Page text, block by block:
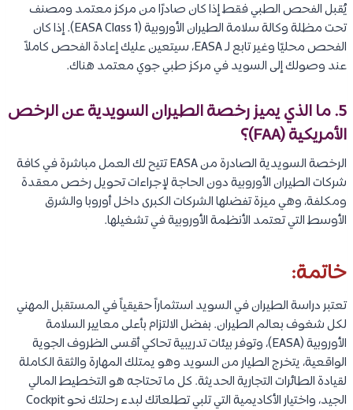
يُقبل الفحص الطبي فقط إذا كان صادرًا من مركز معتمد ومصنف
تحت مظلة وكالة سلامة الطيران الأوروبية (EASA Class 1). إذا كان
الفحص محليًا وغير تابع لـ EASA، سيتعين عليك إعادة الفحص كاملاً
عند وصولك إلى السويد في مركز طبي جوي معتمد هناك.
5. ما الذي يميز رخصة الطيران السويدية عن الرخص
الأمريكية (FAA)؟
الرخصة السويدية الصادرة من EASA تتيح لك العمل مباشرة في كافة
شركات الطيران الأوروبية دون الحاجة لإجراءات تحويل رخص معقدة
ومكلفة، وهي ميزة تفضلها الشركات الكبرى داخل أوروبا والشرق
الأوسط التي تعتمد الأنظمة الأوروبية في تشغيلها.
خاتمة:
تعتبر دراسة الطيران في السويد استثماراً حقيقياً في المستقبل المهني
لكل شغوف بعالم الطيران. بفضل الالتزام بأعلى معايير السلامة
الأوروبية (EASA)، وتوفر بيئات تدريبية تحاكي أقسى الظروف الجوية
الواقعية، يتخرج الطيار من السويد وهو يمتلك المهارة والثقة الكاملة
لقيادة الطائرات التجارية الحديثة. كل ما تحتاجه هو التخطيط المالي
الجيد، واختيار الأكاديمية التي تلبي تطلعاتك لبدء رحلتك نحو Cockpit